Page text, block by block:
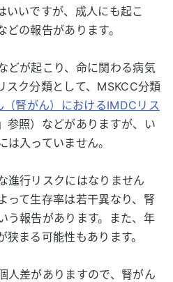
いいですが、成人にも起こ
の報告があります。
どが起こり、命に関わる病気
スク分類として、MSKCC分類
（腎がん）におけるIMDCリス
」参照）などがありますが、い
入っていません。
進行リスクにはなりません
って生存率は若干異なり、腎
う報告があります。また、年
まる可能性もあります。
人差がありますので、腎がん